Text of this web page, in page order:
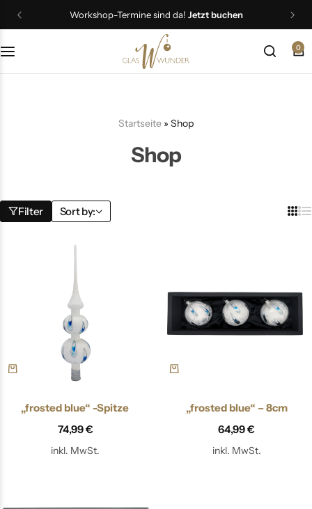
Workshop-Termine sind da! Jetzt buchen
0
Startseite » Shop
Shop
Filter Sort by:
„frosted blue“ -Spitze
74,99€
inkl. MwSt.
„frosted blue“ – 8cm
64,99€
inkl. MwSt.